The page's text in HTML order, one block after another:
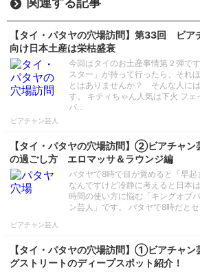
【タイ・パタヤの穴場訪問】第33回 ビア
向け日本土産は栄枯盛衰
今回はタイのお土産事情第２弾で
スター」が持って行ったら、それ
とはありませんか？ そんな人に
す。 キティちゃん人気は下火 フ
パ…
ビアチャン芸人
【タイ・パタヤの穴場訪問】②ビアチャン
の過ごし方 エロマッサ＆ラウンジ編
パタヤで8時で目が覚めると「早
なんですけど冷静に考えると日本
時間の使い方に悩む「キングオブ
ン芸人」です。 パタヤで8時だと
ビアチャン芸人
【タイ・パタヤの穴場訪問】①ビアチャン
グストリートのディープスポット紹介！